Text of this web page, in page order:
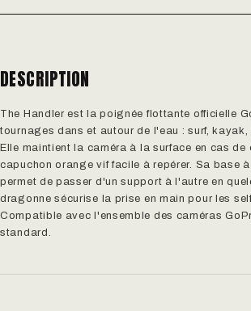
DESCRIPTION
The Handler est la poignée flottante officielle
tournages dans et autour de l'eau : surf,
Elle maintient la caméra à la surface en cas de
capuchon orange vif facile à repérer. Sa base
permet de passer d'un support à l'autre en
dragonne sécurise la prise en main pour les
Compatible avec l'ensemble des caméras
standard.